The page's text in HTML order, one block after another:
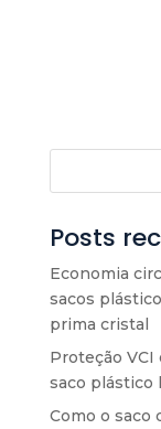
Posts
Economia
sacos
prima cristal
Proteção VCI
saco plástico
Como o saco